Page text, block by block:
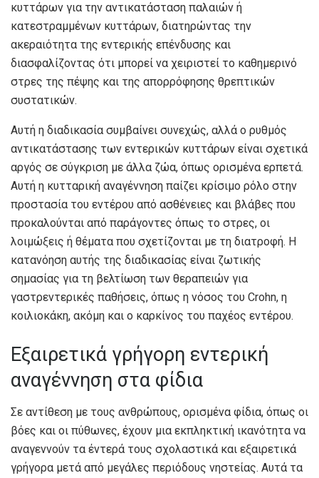
κυττάρων για την αντικατάσταση παλαιών ή
κατεστραμμένων κυττάρων, διατηρώντας την
ακεραιότητα της εντερικής επένδυσης και
διασφαλίζοντας ότι μπορεί να χειριστεί το καθημερινό
στρες της πέψης και της απορρόφησης θρεπτικών
συστατικών.
Αυτή η διαδικασία συμβαίνει συνεχώς, αλλά ο ρυθμός
αντικατάστασης των εντερικών κυττάρων είναι σχετικά
αργός σε σύγκριση με άλλα ζώα, όπως ορισμένα ερπετά.
Αυτή η κυτταρική αναγέννηση παίζει κρίσιμο ρόλο στην
προστασία του εντέρου από ασθένειες και βλάβες που
προκαλούνται από παράγοντες όπως το στρες, οι
λοιμώξεις ή θέματα που σχετίζονται με τη διατροφή. Η
κατανόηση αυτής της διαδικασίας είναι ζωτικής
σημασίας για τη βελτίωση των θεραπειών για
γαστρεντερικές παθήσεις, όπως η νόσος του Crohn, η
κοιλιοκάκη, ακόμη και ο καρκίνος του παχέος εντέρου.
Εξαιρετικά γρήγορη εντερική
αναγέννηση στα φίδια
Σε αντίθεση με τους ανθρώπους, ορισμένα φίδια, όπως οι
βόες και οι πύθωνες, έχουν μια εκπληκτική ικανότητα να
αναγεννούν τα έντερά τους σχολαστικά και εξαιρετικά
γρήγορα μετά από μεγάλες περιόδους νηστείας. Αυτά τα